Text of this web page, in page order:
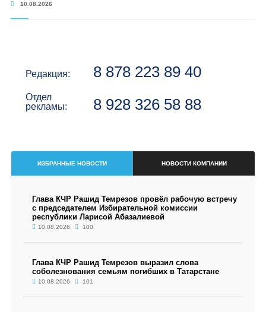
10.08.2026
Редакция: 8 878 223 89 40
Отдел
рекламы:
8 928 326 58 88
ИЗБРАННЫЕ НОВОСТИ НОВОСТИ КОМПАНИИ
Глава КЧР Рашид Темрезов провёл рабочую встречу
с председателем Избирательной комиссии
республики Ларисой Абазалиевой
10.08.2026 100
Глава КЧР Рашид Темрезов выразил слова
соболезнования семьям погибших в Татарстане
10.08.2026 101